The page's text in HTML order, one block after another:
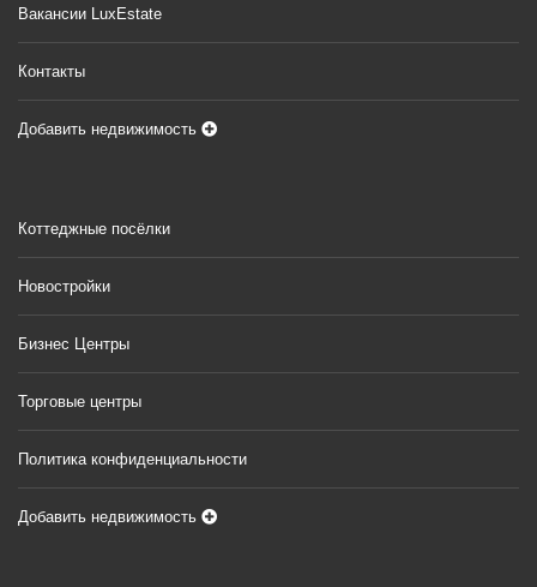
Вакансии LuxEstate
Контакты
Добавить недвижимость
Коттеджные посёлки
Новостройки
Бизнес Центры
Торговые центры
Политика конфиденциальности
Добавить недвижимость